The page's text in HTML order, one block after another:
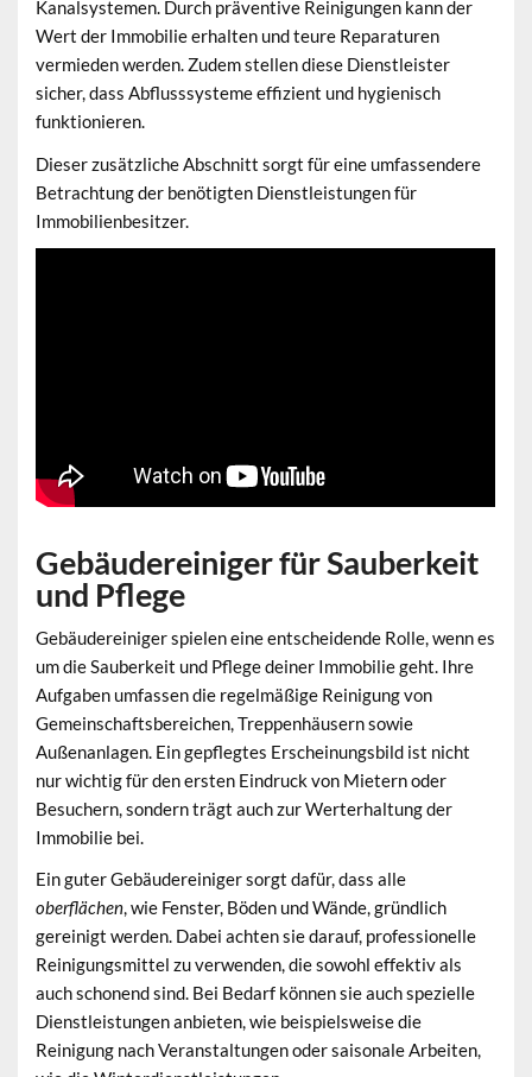
Kanalsystemen. Durch präventive Reinigungen kann der
Wert der Immobilie erhalten und teure Reparaturen
vermieden werden. Zudem stellen diese Dienstleister
sicher, dass Abflusssysteme effizient und hygienisch
funktionieren.
Dieser zusätzliche Abschnitt sorgt für eine umfassendere
Betrachtung der benötigten Dienstleistungen für
Immobilienbesitzer.
Gebäudereiniger für Sauberkeit
und Pflege
Gebäudereiniger spielen eine entscheidende Rolle, wenn es
um dieSauberkeit und Pflege deiner Immobilie geht. Ihre
Aufgaben umfassen die regelmäßige Reinigung von
Gemeinschaftsbereichen, Treppenhäusern sowie
Außenanlagen. Ein gepflegtes Erscheinungsbild ist nicht
nur wichtig für den ersten Eindruck von Mietern oder
Besuchern, sondern trägt auch zur Werterhaltung der
Immobilie bei.
Ein guter Gebäudereiniger sorgt dafür, dass alle
oberflächen, wie Fenster, Böden und Wände, gründlich
gereinigt werden. Dabei achten sie darauf, professionelle
Reinigungsmittel zu verwenden, die sowohl effektiv als
auch schonend sind. Bei Bedarf können sie auch spezielle
Dienstleistungen anbieten, wie beispielsweise die
Reinigung nach Veranstaltungen oder saisonale Arbeiten,